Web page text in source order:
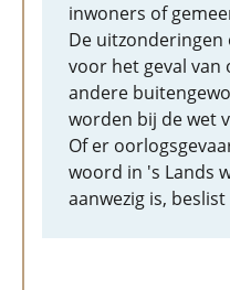
inwoners of
De uitzonderingen
voor het geval
andere
worden bij de wet
Of er
woord in 's Lands
aanwezig is,